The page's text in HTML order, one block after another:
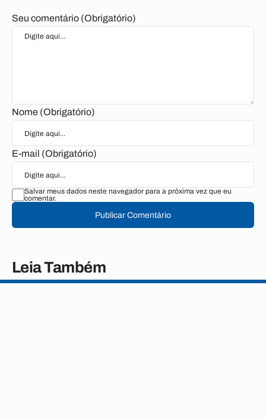
Seu comentário (Obrigatório)
Nome (Obrigatório)
E-mail (Obrigatório)
Salvar meus dados neste navegador para a próxima vez que eu
comentar.
Publicar Comentário
Leia Também